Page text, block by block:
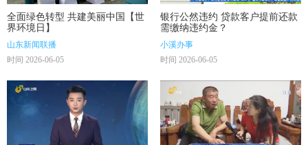
全面绿色转型 共建美丽中国【世
界环境日】
山东新闻联播
时间 2026-06-05
银行公然违约 贷款客户提前还款
需缴纳违约金？
小溪办事
时间 2026-06-05